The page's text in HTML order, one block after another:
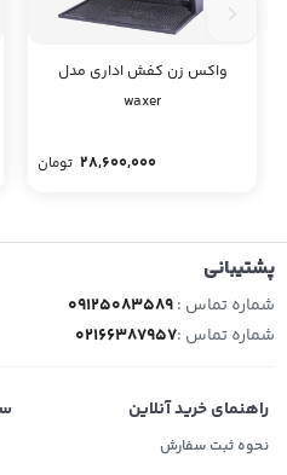
واکس زن کفش اداری مدل
waxer
28,600,000 تومان
پشتیبانی
شماره تماس :09125083589
شماره تماس :02166387957
راهنمای خرید آنلاین
نحوه ثبت سفارش